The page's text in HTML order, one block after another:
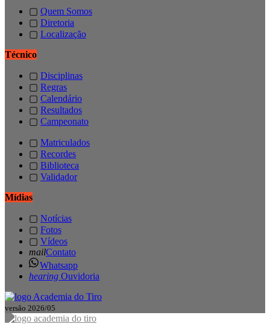
▢ Quem Somos
▢ Diretoria
▢ Localização
Técnico
▢ Disciplinas
▢ Regras
▢ Calendário
▢ Resultados
▢ Campeonato
▢ Matriculados
▢ Recordes
▢ Biblioteca
▢ Validador
Mídias
▢ Notícias
▢ Fotos
▢ Vídeos
mailContato
Whatsapp
hearing Ouvidoria
versão 2026/05